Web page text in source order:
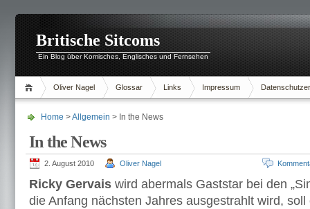
Britische Sitcoms
Ein Blog über Komisches, Englisches und Fernsehen
Oliver Nagel Glossar Links Impressum
Home >Allgemein > In the News
In the News
2. August 2010 Oliver Nagel
Ricky Gervais wird abermals Gaststar bei den
die Anfang nächsten Jahres ausgestrahlt wird,